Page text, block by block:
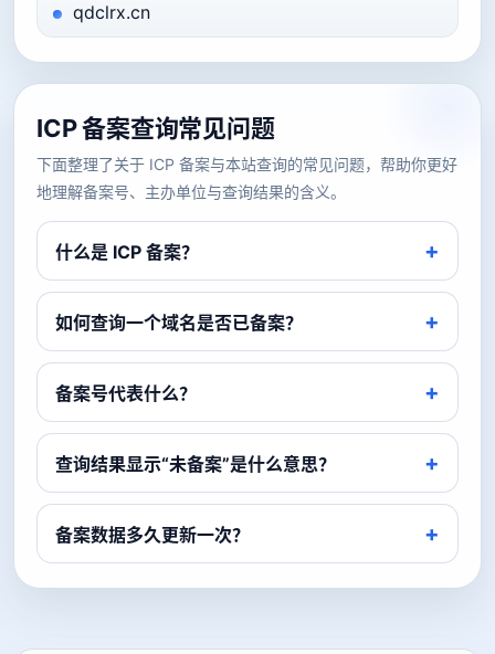
qdclrx.cn
ICP 备案查询常见问题
下面整理了关于 ICP 备案与本站查询的常见问题，帮助你更好
地理解备案号、主办单位与查询结果的含义。
什么是 ICP 备案？
如何查询一个域名是否已备案？
备案号代表什么？
查询结果显示“未备案”是什么意思？
备案数据多久更新一次？